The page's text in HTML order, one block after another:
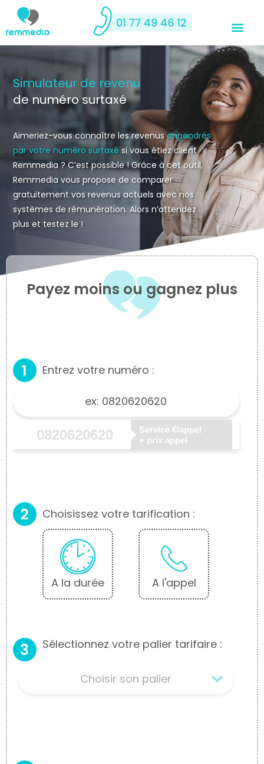
Simulateur de revenu
de numéro surtaxé
Aimeriez-vous connaître les revenusengendrés
par votre numéro surtaxé si vous étiez client
Remmedia ? C’est possible ! Grâce à cet outil,
Remmedia vous propose de comparer
gratuitement vos revenus actuels avec nos
systèmes de rémunération. Alors n’attendez
plus et testez le !
Payez moins ou gagnez plus
Entrez votre numéro :
0820620620
Service €/appel
+ prix appel
Choisissez votre tarification :
A la durée A l'appel
Sélectionnez votre palier tarifaire :